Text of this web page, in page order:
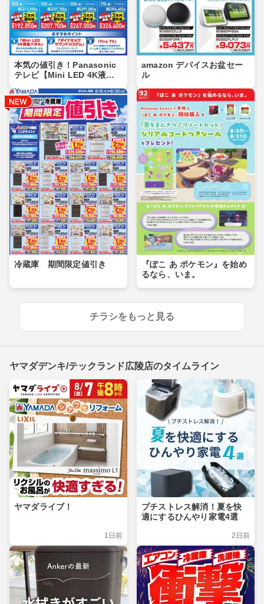
本気の値引き！Panasonic
テレビ【Mini LED 4K液
amazon デバイスお盆セー
ル
冷蔵庫 期間限定値引き
『ぽこ あ ポケモン』を始め
るなら、いま。
チラシをもっと見る
ヤマダデンキ/テックランド広陵店のタイムライン
ヤマダライブ！
1日前
プチストレス解消！夏を快
適にするひんやり家電4選
2日前